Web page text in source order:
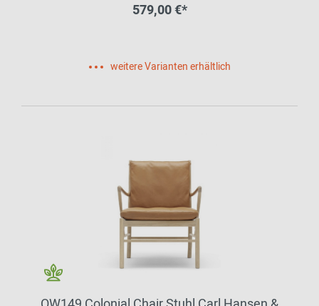
579,00 €*
weitere Varianten erhältlich